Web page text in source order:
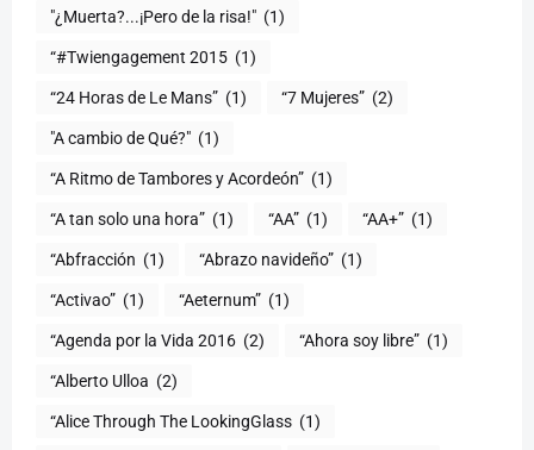
"¿Muerta?...¡Pero de la risa!" (1)
“#Twiengagement 2015 (1)
“24 Horas de Le Mans” (1) “7 Mujeres” (2)
(1)
“A Ritmo de Tambores y Acordeón” (1)
“A tan solo una hora” (1) “AA” (1) “AA+” (1)
“Abfracción (1) “Abrazo navideño” (1)
“Activao” (1) “Aeternum” (1)
“Agenda por la Vida 2016 (2) “Ahora soy libre” (1)
“Alberto Ulloa (2)
“Alice Through The LookingGlass (1)